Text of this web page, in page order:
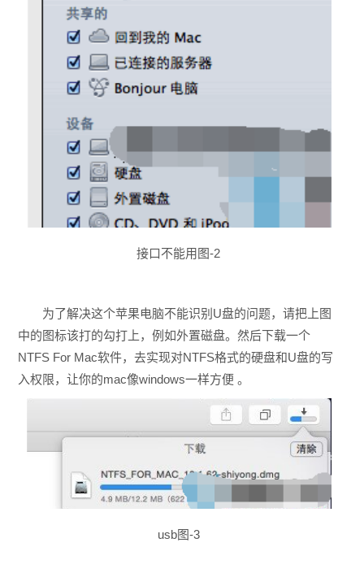
接口不能用图-2
为了解决这个苹果电脑不能识别U盘的问题，请把上图
中的图标该打的勾打上，例如外置磁盘。然后下载一个
NTFS For Mac软件，去实现对NTFS格式的硬盘和U盘的写
入权限，让你的mac像windows一样方便 。
usb图-3